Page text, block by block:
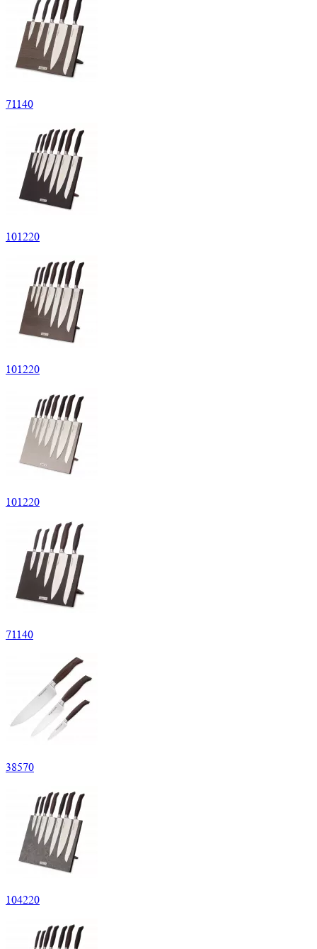
71140
101220
101220
101220
71140
38570
104220